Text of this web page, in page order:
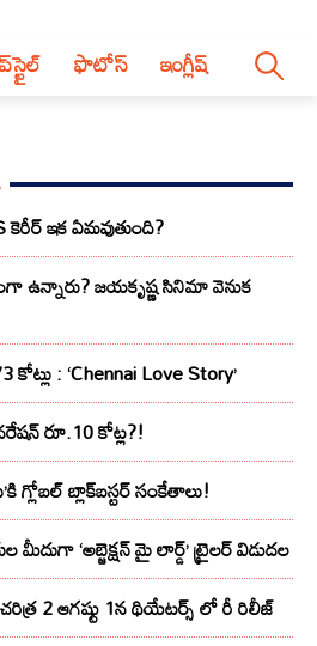
ఫొటోస్ ఇంగ్లీష్
ఇక ఏమవుతుంది?
ఉన్నారు? జయకృష్ణ సినిమా వెనుక
: ‘Chennai Love Story’
రూ.10 కోట్ల?!
బ్లాక్‌బస్టర్ సంకేతాలు!
‘అబ్జెక్ష‌న్ మై లార్డ్‌’ ట్రైల‌ర్ విడుద‌ల
2 ఆగష్టు 1న థియేటర్స్ లో రీ రిలీజ్